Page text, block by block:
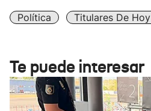
Política Titulares De Hoy
Te puede interesar